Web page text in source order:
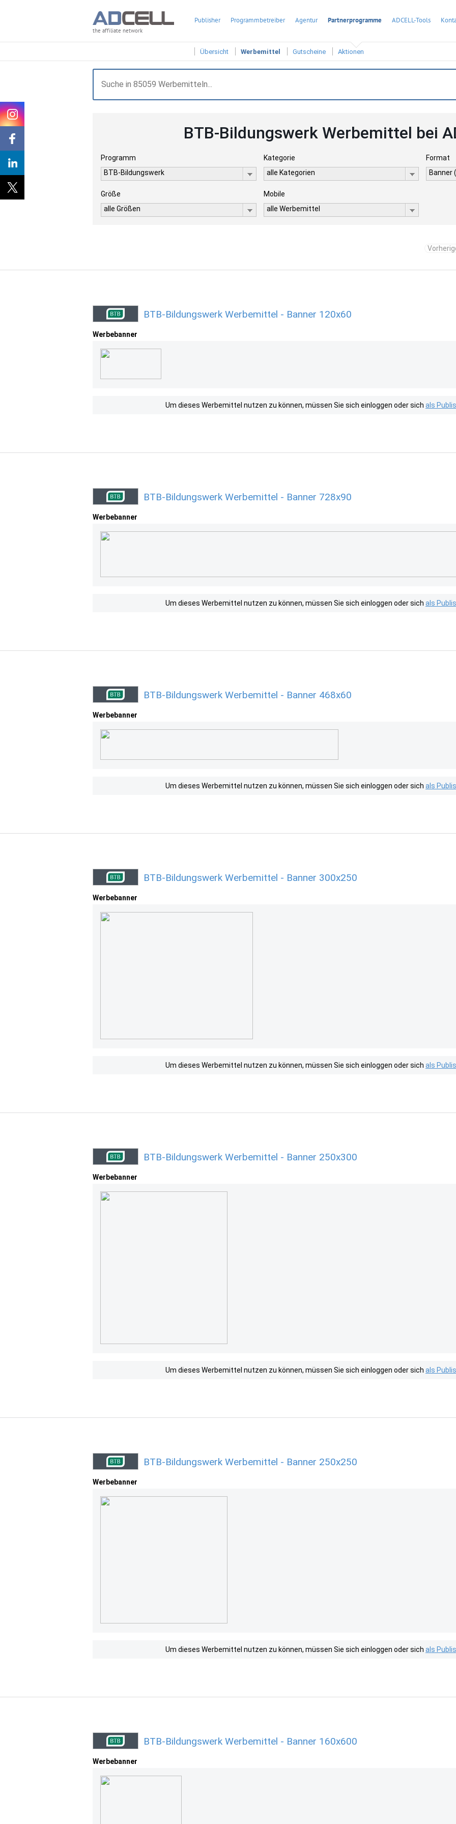
the affiliate network
Publisher Programmbetreiber Agentur Partnerprogramme ADCELL-Tools
Übersicht Werbemittel Gutscheine Aktionen
BTB-Bildungswerk Werbemittel bei
Programm
BTB-Bildungswerk
Kategorie
alle Kategorien
Format
Banner
Größe
alle Größen
Mobile
alle Werbemittel
BTB-Bildungswerk Werbemittel - Banner 120x60
Werbebanner
Um dieses Werbemittel nutzen zu können, müssen Sie sich einloggen oder sich als
BTB-Bildungswerk Werbemittel - Banner 728x90
Werbebanner
Um dieses Werbemittel nutzen zu können, müssen Sie sich einloggen oder sich als
BTB-Bildungswerk Werbemittel - Banner 468x60
Werbebanner
Um dieses Werbemittel nutzen zu können, müssen Sie sich einloggen oder sich als
BTB-Bildungswerk Werbemittel - Banner 300x250
Werbebanner
Um dieses Werbemittel nutzen zu können, müssen Sie sich einloggen oder sich als
BTB-Bildungswerk Werbemittel - Banner 250x300
Werbebanner
Um dieses Werbemittel nutzen zu können, müssen Sie sich einloggen oder sich als
BTB-Bildungswerk Werbemittel - Banner 250x250
Werbebanner
Um dieses Werbemittel nutzen zu können, müssen Sie sich einloggen oder sich als
BTB-Bildungswerk Werbemittel - Banner 160x600
Werbebanner